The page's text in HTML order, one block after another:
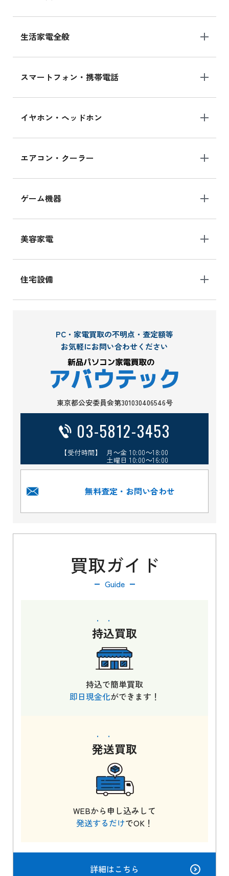
生活家電全般
スマートフォン・携帯電話
イヤホン・ヘッドホン
エアコン・クーラー
ゲーム機器
美容家電
住宅設備
PC・家電買取の不明点・査定額等
お気軽にお問い合わせください
東京都公安委員会第301030406546号
03-5812-3453
【受付時間】 月～金 10:00～18:00
土曜日 10:00～16:00
無料査定・お問い合わせ
買取ガイド
Guide
持込買取
持込で簡単買取
即日現金化ができます！
発送買取
WEBから申し込みして
発送するだけでOK！
詳細はこちら